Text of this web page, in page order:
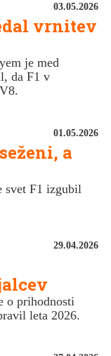
03.05.2026
vrnitev
je med
da F1 v
01.05.2026
a
svet F1 izgubil
29.04.2026
o prihodnosti
leta 2026.